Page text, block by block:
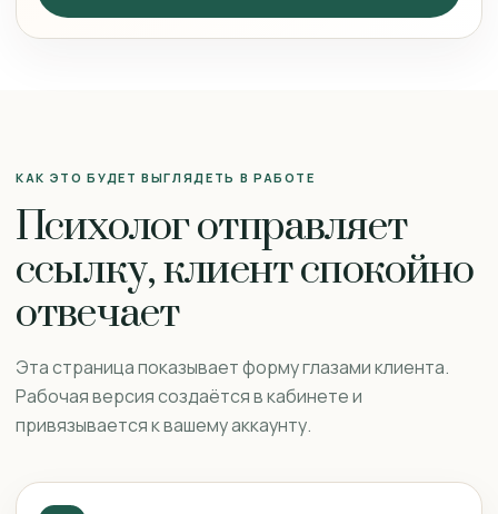
КАК ЭТО БУДЕТ ВЫГЛЯДЕТЬ В РАБОТЕ
Психолог отправляет
ссылку, клиент спокойно
отвечает
Эта страница показывает форму глазами клиента.
Рабочая версия создаётся в кабинете и
привязывается к вашему аккаунту.